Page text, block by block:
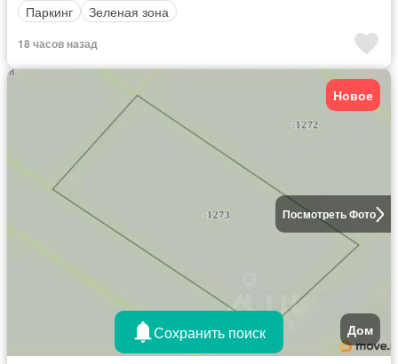
Паркинг
Зеленая зона
18 часов назад
Посмотреть Фото
Новое
Дом
Сохранить поиск